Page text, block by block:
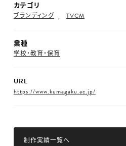
カテゴリ
ブランディング TVCM
業種
学校・教育・保育
URL
https://www.kumagaku.ac.jp/
制作実績一覧へ